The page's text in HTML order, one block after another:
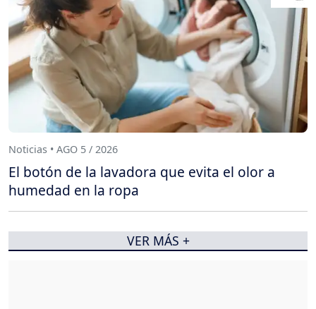
Noticias • AGO 5 / 2026
El botón de la lavadora que evita el olor a
humedad en la ropa
VER MÁS +